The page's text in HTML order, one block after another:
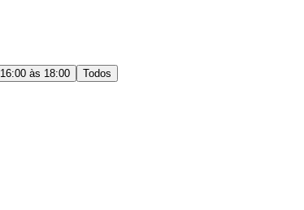
16:00 às 18:00
Todos